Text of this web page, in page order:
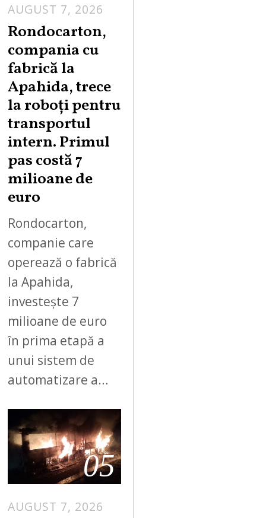
AUGUST 7, 2026
G
T
7
2
Rondocarton,
compania cu
fabrică la
Apahida, trece
la roboți pentru
transportul
intern. Primul
pas costă 7
milioane de
euro
Rondocarton,
companie care
operează o fabrică
la Apahida,
investește 7
milioane de euro
în prima etapă a
unui sistem de
automatizare a…
05
AUGUST 7, 2026